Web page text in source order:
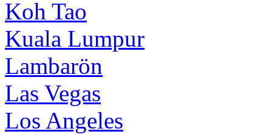
Koh Tao
Kuala Lumpur
Lambarön
Las Vegas
Los Angeles